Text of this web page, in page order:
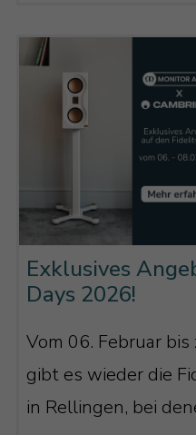
Exklusives
Days 2026!
Vom 06. Februar
gibt es wieder die
in Rellingen, bei